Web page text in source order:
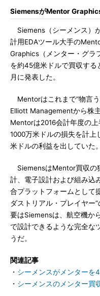
SiemensがMentor
Siemens（シーメンス）
計用EDAツール大手の
Graphics（メンター・グラ
を約45億米ドルで買収する
月に発表した。
Mentorはこれまで“物言
Elliott Managementから株
Mentorは2016会計年度の
1000万米ドルの損失を計上
米ドルの利益を出していた。
SiemensはMentor買収の
計、電子設計および組み込
合プラットフォームとして
ダストリアル・プレイヤー
要はSiemensは、航空機か
で設計できるような完全な
うだ。
関連記事
・ シーメンスがメンターを
・ シーメンスのメンター買